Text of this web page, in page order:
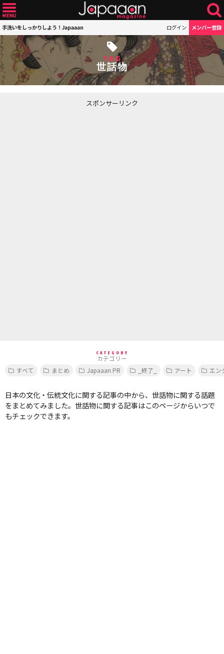
手洗いをしっかりしよう！Japaaan ログイン メンバー登録
TAG
世話物
スポンサーリンク
CATEGORY
カテゴリー
すべて
まとめ Japaaan PR _終了_ アート エン
日本の文化・伝統文化に関する記事の中から、世話物に関する話題
をまとめてみました。世話物に関する記事はこのページからいつで
もチェックできます。